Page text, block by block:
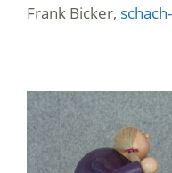
Frank Bicker,